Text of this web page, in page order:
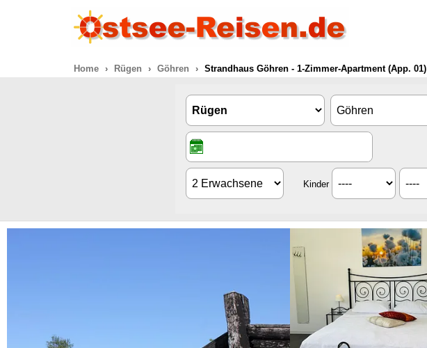
Home Rügen Göhren Strandhaus Göhren - 1-Zimmer-Apartment (App. 01)
Kinder